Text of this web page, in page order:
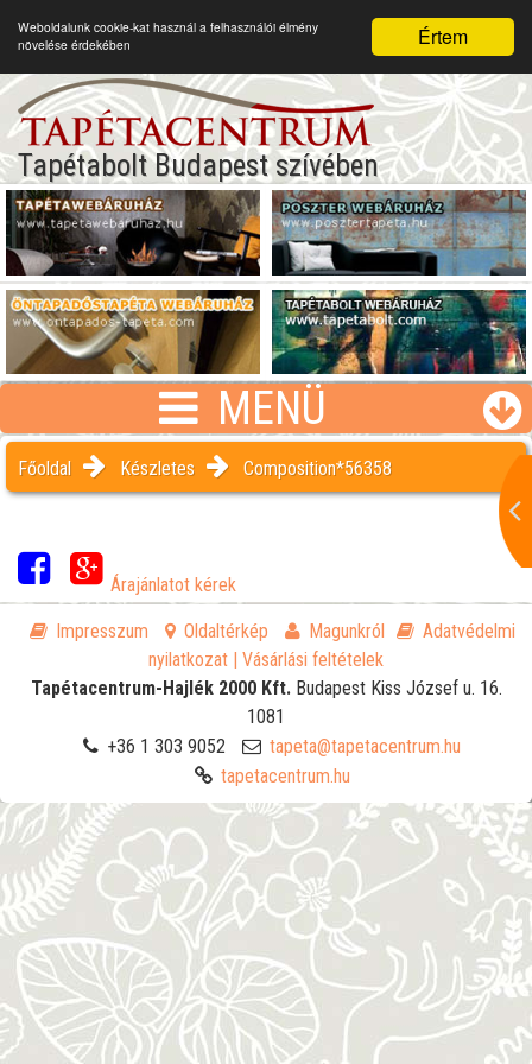
Értem
Weboldalunk cookie-kat használ a felhasználói élmény
növelése érdekében
Tapétabolt Budapest szívében
MENÜ
Főoldal Készletes Composition*56358
Árajánlatot kérek
Impresszum Oldaltérkép Magunkról
Adatvédelmi
nyilatkozat
| Vásárlási feltételek
Tapétacentrum-Hajlék 2000 Kft. Budapest Kiss József u. 16.
1081
+36 1 303 9052
tapeta@tapetacentrum.hu
tapetacentrum.hu